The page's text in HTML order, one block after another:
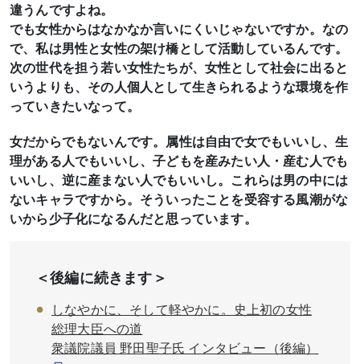
違うんですよね。
でも女性からはなかなか言いにくいじゃないですか。なの
で、私は男性と女性の架け橋として活動しているんです。
次の世代を担う若い女性たちが、女性として社会に出ると
いうよりも、その人個人として生きられるような環境を作
っていきたいなって。
女だからでもないんです。属性は自由で女でもいいし、生
理がある人でもいいし、子どもを産みたい人・産む人でも
いいし、逆に産まない人でもいいし。これらは男の中には
ないキャラですから。そういったことを受容する風潮がな
いから少子化になるんだと思っています。
＜後編に続きます＞
しなやかに、そして軽やかに。史上初の女性
総理大臣への道
衆議院議員 野田聖子氏 インタビュー（後編）